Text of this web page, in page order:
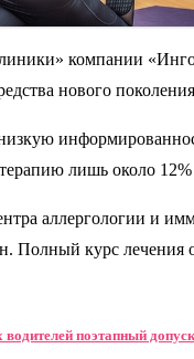
компании
нового
лишь около
аллергологии и
Полный курс лечения
поэтапный